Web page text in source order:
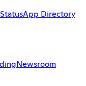
StatusApp Directory
Newsroom